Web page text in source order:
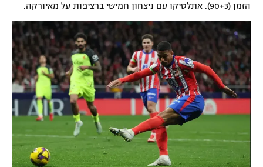
הזמן (90+3). אתלטיקו עם ניצחון חמישי ברציפות על מאיורקה.